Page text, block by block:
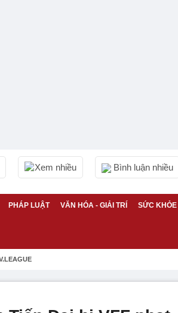
Xem nhiều Bình luận nhiều
PHÁP LUẬT VĂN HÓA - GIẢI TRÍ SỨC KHỎE